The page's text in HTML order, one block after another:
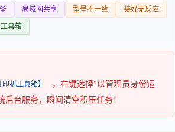
局域网共享 型号不一致
装好无反应
工具箱
印机工具箱】
，右键选择"以管理员身份运
后台服务，瞬间清空积压任务！